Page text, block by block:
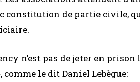
constitution de partie civile,
n’est pas de jeter en
comme le dit Daniel Lebègue: